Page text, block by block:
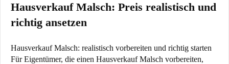
Hausverkauf Malsch: Preis realistisch und
richtig ansetzen
Hausverkauf Malsch: realistisch vorbereiten und richtig starten
Für Eigentümer, die einen Hausverkauf Malsch vorbereiten,